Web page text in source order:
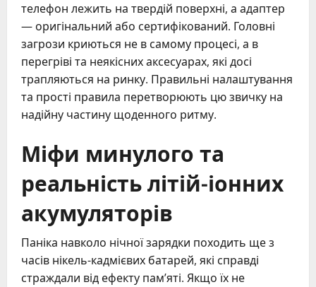
телефон лежить на твердій поверхні, а адаптер
— оригінальний або сертифікований. Головні
загрози криються не в самому процесі, а в
перегріві та неякісних аксесуарах, які досі
трапляються на ринку. Правильні налаштування
та прості правила перетворюють цю звичку на
надійну частину щоденного ритму.
Міфи минулого та
реальність літій-іонних
акумуляторів
Паніка навколо нічної зарядки походить ще з
часів нікель-кадмієвих батарей, які справді
страждали від ефекту пам’яті. Якщо їх не